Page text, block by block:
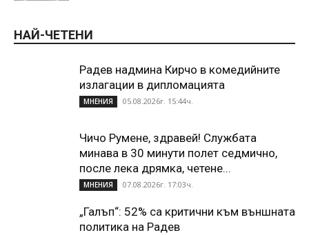
НАЙ-ЧЕТЕНИ
Радев надмина Кирчо в комедийните
излагации в дипломацията
МНЕНИЯ 05.08.2026г. 15:44ч.
Чичо Румене, здравей! Службата
минава в 30 минути полет седмично,
после лека дрямка, четене...
МНЕНИЯ 07.08.2026г. 17:03ч.
„Галъп“: 52% са критични към външната
политика на Радев